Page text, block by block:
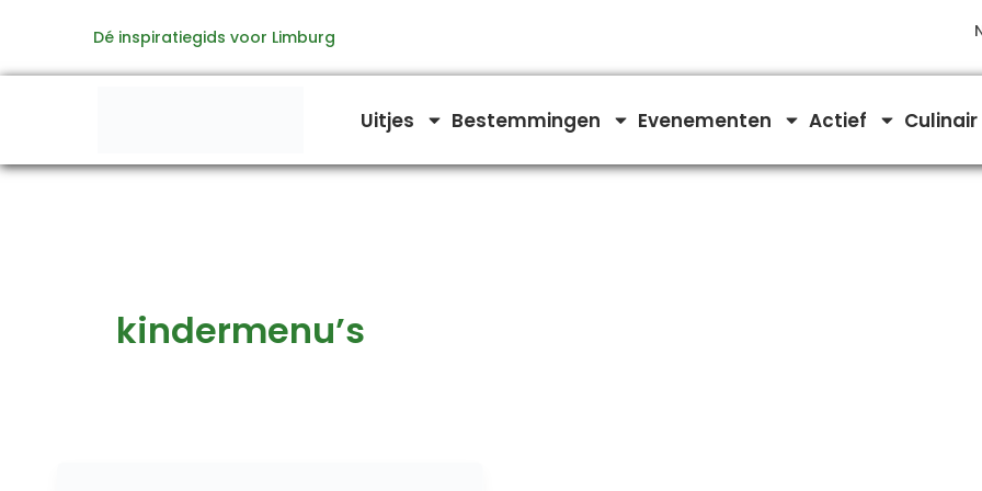
de
Dé inspiratiegids voor Limburg
Uitjes Bestemmingen Evenementen Actief Culinair
kindermenu’s